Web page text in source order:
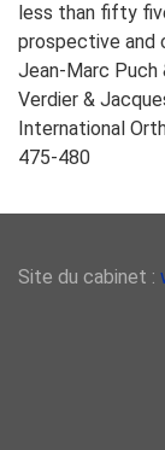
less than fifty
prospective and
Jean-Marc Puch
Verdier &
International
475-480
Site du cabinet :